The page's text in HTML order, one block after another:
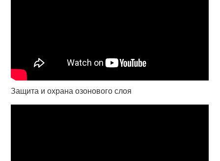
Защита и охрана озонового слоя